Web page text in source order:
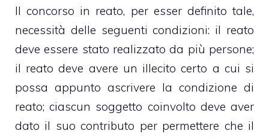
Il concorso in reato, per esser definito tale,
necessità delle seguenti condizioni: il reato
deve essere stato realizzato da più persone;
il reato deve avere un illecito certo a cui si
possa appunto ascrivere la condizione di
reato; ciascun soggetto coinvolto deve aver
dato il suo contributo per permettere che il